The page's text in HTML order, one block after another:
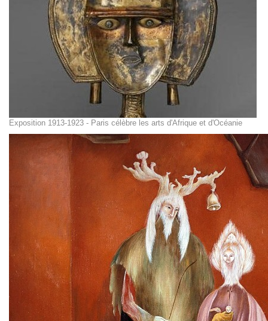
Exposition 1913-1923 - Paris célèbre les arts d'Afrique et d'Océanie